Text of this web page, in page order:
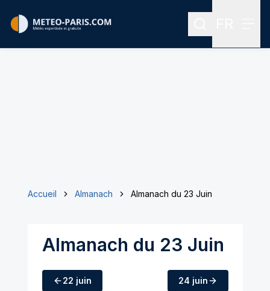
Rechercher
Accueil Almanach Almanach du 23 Juin
Almanach du 23 Juin
22 juin 24 juin